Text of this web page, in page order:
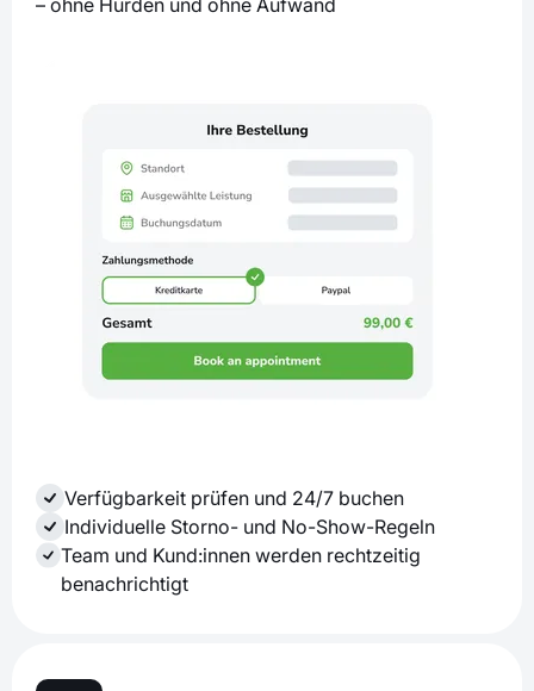
– ohne Hürden und ohne Aufwand
Verfügbarkeit prüfen und 24/7 buchen
Individuelle Storno- und No-Show-Regeln
Team und Kund:innen werden rechtzeitig
benachrichtigt